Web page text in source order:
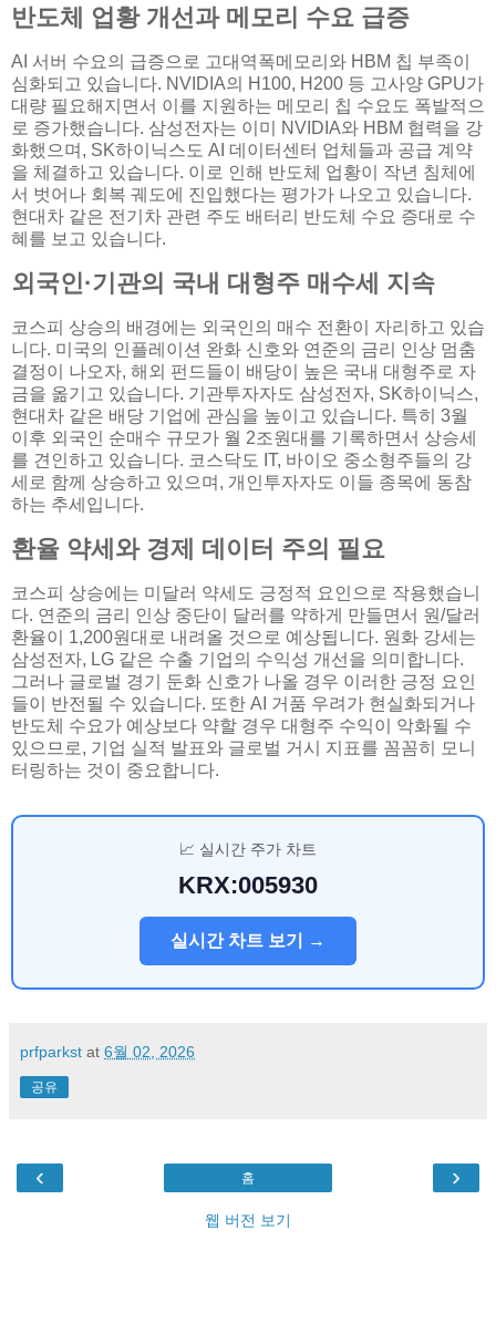
반도체 업황 개선과 메모리 수요 급증
AI 서버 수요의 급증으로 고대역폭메모리와 HBM 칩 부족이
심화되고 있습니다. NVIDIA의 H100, H200 등 고사양 GPU가
대량 필요해지면서 이를 지원하는 메모리 칩 수요도 폭발적으
로 증가했습니다. 삼성전자는 이미 NVIDIA와 HBM 협력을 강
화했으며, SK하이닉스도 AI 데이터센터 업체들과 공급 계약
을 체결하고 있습니다. 이로 인해 반도체 업황이 작년 침체에
서 벗어나 회복 궤도에 진입했다는 평가가 나오고 있습니다.
현대차 같은 전기차 관련 주도 배터리 반도체 수요 증대로 수
혜를 보고 있습니다.
외국인·기관의 국내 대형주 매수세 지속
코스피 상승의 배경에는 외국인의 매수 전환이 자리하고 있습
니다. 미국의 인플레이션 완화 신호와 연준의 금리 인상 멈춤
결정이 나오자, 해외 펀드들이 배당이 높은 국내 대형주로 자
금을 옮기고 있습니다. 기관투자자도 삼성전자, SK하이닉스,
현대차 같은 배당 기업에 관심을 높이고 있습니다. 특히 3월
이후 외국인 순매수 규모가 월 2조원대를 기록하면서 상승세
를 견인하고 있습니다. 코스닥도 IT, 바이오 중소형주들의 강
세로 함께 상승하고 있으며, 개인투자자도 이들 종목에 동참
하는 추세입니다.
환율 약세와 경제 데이터 주의 필요
코스피 상승에는 미달러 약세도 긍정적 요인으로 작용했습니
다. 연준의 금리 인상 중단이 달러를 약하게 만들면서 원/달러
환율이 1,200원대로 내려올 것으로 예상됩니다. 원화 강세는
삼성전자, LG 같은 수출 기업의 수익성 개선을 의미합니다.
그러나 글로벌 경기 둔화 신호가 나올 경우 이러한 긍정 요인
들이 반전될 수 있습니다. 또한 AI 거품 우려가 현실화되거나
반도체 수요가 예상보다 약할 경우 대형주 수익이 악화될 수
있으므로, 기업 실적 발표와 글로벌 거시 지표를 꼼꼼히 모니
터링하는 것이 중요합니다.
📈 실시간 주가 차트
KRX:005930
실시간 차트 보기 →
prfparkst at 6월 02, 2026
공유
‹ ›
홈
웹 버전 보기